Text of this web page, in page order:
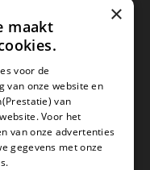
×
maakt
voor de
van onze website en
van
Voor het
van onze advertenties
gegevens met onze